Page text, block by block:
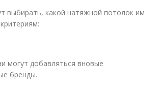
выбирать, какой натяжной потолок им
могут добавляться вновые
бренды.